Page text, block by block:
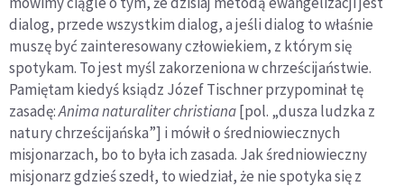
dialog, przede wszystkim dialog, a jeśli dialog to właśnie
muszę być zainteresowany człowiekiem, z którym się
spotykam. To jest myśl zakorzeniona w chrześcijaństwie.
Pamiętam kiedyś ksiądz Józef Tischner przypominał tę
zasadę:Anima naturaliter christiana[pol. „dusza ludzka z
natury chrześcijańska”] i mówił o średniowiecznych
misjonarzach, bo to była ich zasada. Jak średniowieczny
misjonarz gdzieś szedł, to wiedział, że nie spotyka się z